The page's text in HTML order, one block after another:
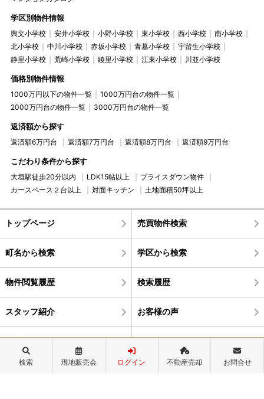
学区別物件情報
興文小学校 安井小学校 小野小学校 東小学校 西小学校
南小学校
北小学校
中川小学校 赤坂小学校 青墓小学校
宇留生小学校
静里小学校
荒崎小学校 綾里小学校 江東小学校 川並小学校
価格別物件情報
1000万円以下の物件一覧
1000万円台の物件一覧
2000万円台の物件一覧
3000万円台の物件一覧
返済額から探す
返済額6万円台 返済額7万円台 返済額8万円台 返済額9万円台
こだわり条件から探す
大垣駅徒歩20分以内 LDK15帖以上
プライスダウン物件
カースペース２台以上
対面キッチン 土地面積50坪以上
トップページ 売買物件検索
町名から検索 学区から検索
物件閲覧履歴 検索履歴
スタッフ紹介 お客様の声
会社概要 ログイン
0120-82-2665
検索 現地販売会 ログイン 不動産売却 お問合せ